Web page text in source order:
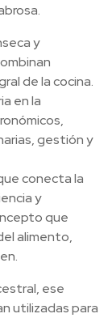
y
de la cocina.
en la
gestión y
conecta la
y
que
alimento,
ese
utilizadas para